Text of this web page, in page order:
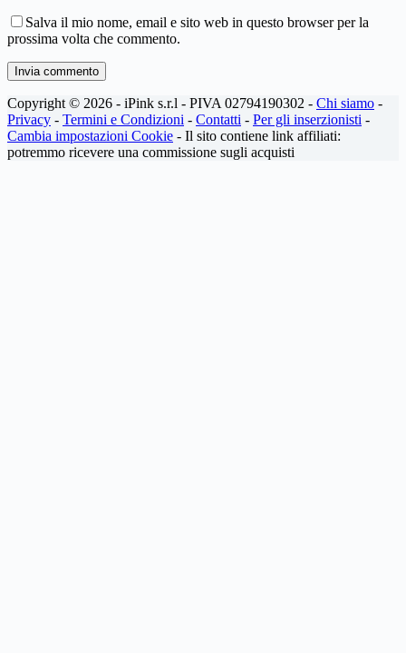
Salva il mio nome, email e sito web in questo browser per la
prossima volta che commento.
Invia commento
Copyright © 2026 - iPink s.r.l - PIVA 02794190302 - Chi siamo -
Privacy - Termini e Condizioni - Contatti - Per gli inserzionisti -
Cambia impostazioni Cookie - Il sito contiene link affiliati:
potremmo ricevere una commissione sugli acquisti